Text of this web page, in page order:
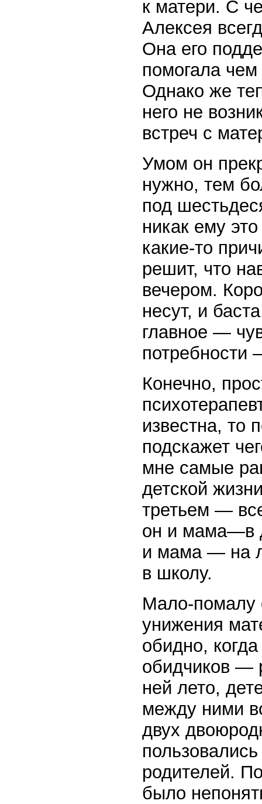
к матери. С
Алексея
Она его
помогала
Однако же
него не
встреч с
Умом он
нужно, тем
под
никак ему
какие-то
решит, что
вечером.
несут, и
главное —
потребности
Конечно,
известна, то
подскажет
мне самые
детской
третьем —
он и мама—в
и мама — на
в школу.
Мало-помалу
унижения
обидно,
обидчиков —
ней лето,
между ними
двух
родителей.
было